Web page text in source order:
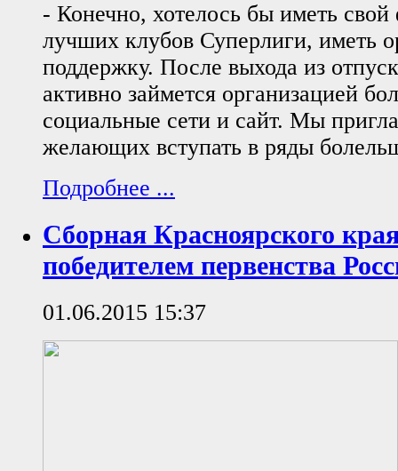
- Конечно, хотелось бы иметь свой
лучших клубов Суперлиги, иметь
поддержку. После выхода из
активно займется организацией
социальные сети и сайт. Мы
желающих вступать в ряды
Подробнее ...
Сборная Красноярского
победителем первенства
01.06.2015 15:37